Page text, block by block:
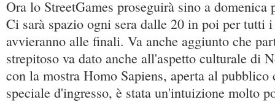
Ora lo StreetGames proseguirà sino a domenica
Ci sarà spazio ogni sera dalle 20 in poi per tutti
avvieranno alle finali. Va anche aggiunto che
strepitoso va dato anche all'aspetto culturale di
con la mostra Homo Sapiens, aperta al pubblico
speciale d'ingresso, è stata un'intuizione molto